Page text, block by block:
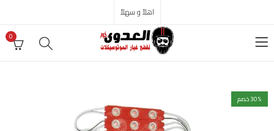
اهلاً و سهلاً
0
30% خصم